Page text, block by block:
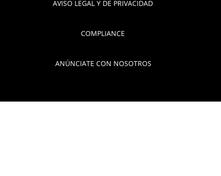
AVISO LEGAL Y DE PRIVACIDAD
COMPLIANCE
ANÚNCIATE CON NOSOTROS